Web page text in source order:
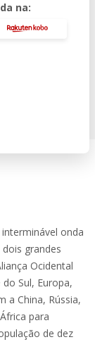
na:
onda
grandes
Ocidental
Sul, Europa,
a China, Rússia,
para
de dez